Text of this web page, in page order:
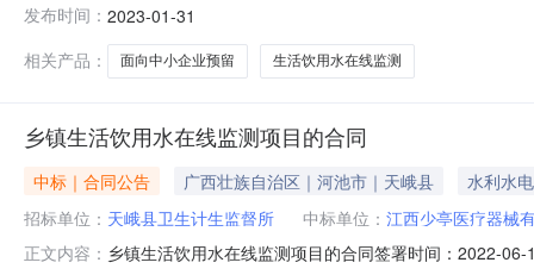
线监测项目不专门面向（此项目为专门的精密检测仪器
0.000000http://www.c
发布时间： 2023-01-31
相关产品：
面向中小企业预留 生活饮用水在线监测
乡镇生活饮用水在线监测项目的合同
中标｜合同公告 广西壮族自治区｜河池市｜天峨县
水利水电
招标单位： 天峨县卫生计生监督所 中标单位： 江西少亭医疗器械
正文内容： 乡镇生活饮用水在线监测项目的合同签署时间：2022-